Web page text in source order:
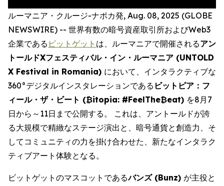
ルーマニア・クルージ-ナポカ発, Aug. 08, 2025 (GLOBE
NEWSWIRE) -- 世界有数の暗号資産取引所およびWeb3
企業である ビットゲット は、ルーマニアで開催されるアン
トールドXフェスティバル・イン・ルーマニア (UNTOLD
X Festival in Romania) において、インタラクティブな
360°デジタルインスタレーションである ビットピア：フ
ィール・ザ・ビート (₿itopia: #FeelThe₿eat) を8月7
日から～11日まで公開する。 これは、アントールドが誇
る大規模で精緻なステージ演出と、暗号通貨と創造力、そ
してコミュニティの力を掛け合わせた、新たなインタラク
ティブアート体験となる。
ビットゲットのマスコットであるバンズ (Bunz) が主役と